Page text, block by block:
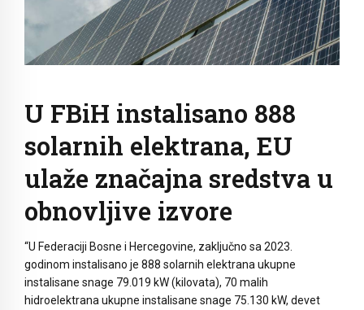
U FBiH instalisano 888
solarnih elektrana, EU
ulaže značajna sredstva u
obnovljive izvore
“U Federaciji Bosne i Hercegovine, zaključno sa 2023.
godinom instalisano je 888 solarnih elektrana ukupne
instalisane snage 79.019 kW (kilovata), 70 malih
hidroelektrana ukupne instalisane snage 75.130 kW, devet